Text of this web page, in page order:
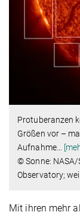
Protuberanzen
Größen vor –
Aufnahme…
© Sonne:
Observatory;
Mit ihren mehr